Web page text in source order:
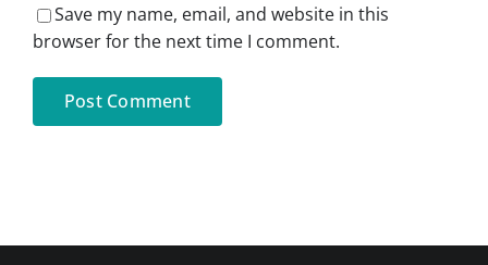
Save my name, email, and website in this
browser for the next time I comment.